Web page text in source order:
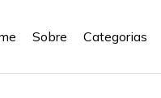
Sobre Categorias